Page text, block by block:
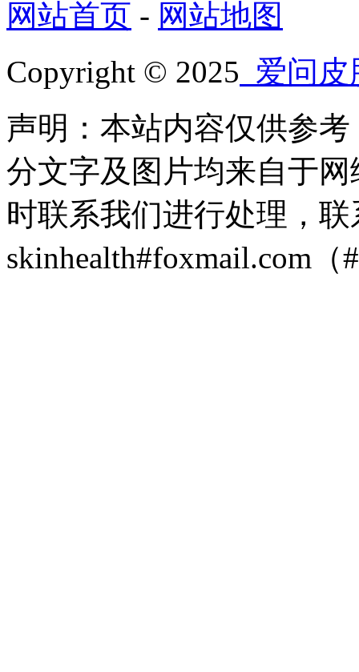
网站首页 - 网站地图
Copyright © 2025 爱问皮
声明：本站内容仅供参
分文字及图片均来自于
时联系我们进行处理，
skinhealth#foxmail.com（